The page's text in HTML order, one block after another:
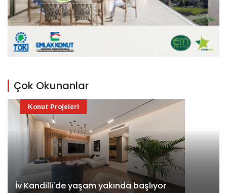
Çok Okunanlar
İv Kandilli'de yaşam yakında başlıyor
Konut Projeleri